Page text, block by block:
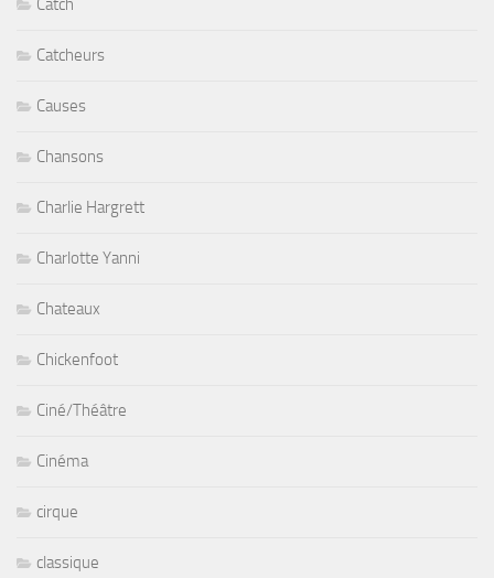
Catch
Catcheurs
Causes
Chansons
Charlie Hargrett
Charlotte Yanni
Chateaux
Chickenfoot
Ciné/Théâtre
Cinéma
cirque
classique